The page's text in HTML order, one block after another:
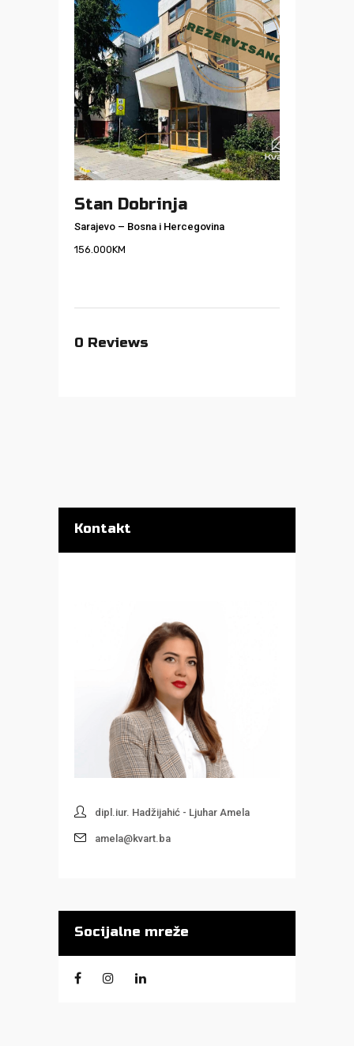
Stan Dobrinja
Sarajevo – Bosna i Hercegovina
156.000KM
0 Reviews
Kontakt
dipl.iur. Hadžijahić - Ljuhar Amela
amela@kvart.ba
Socijalne mreže